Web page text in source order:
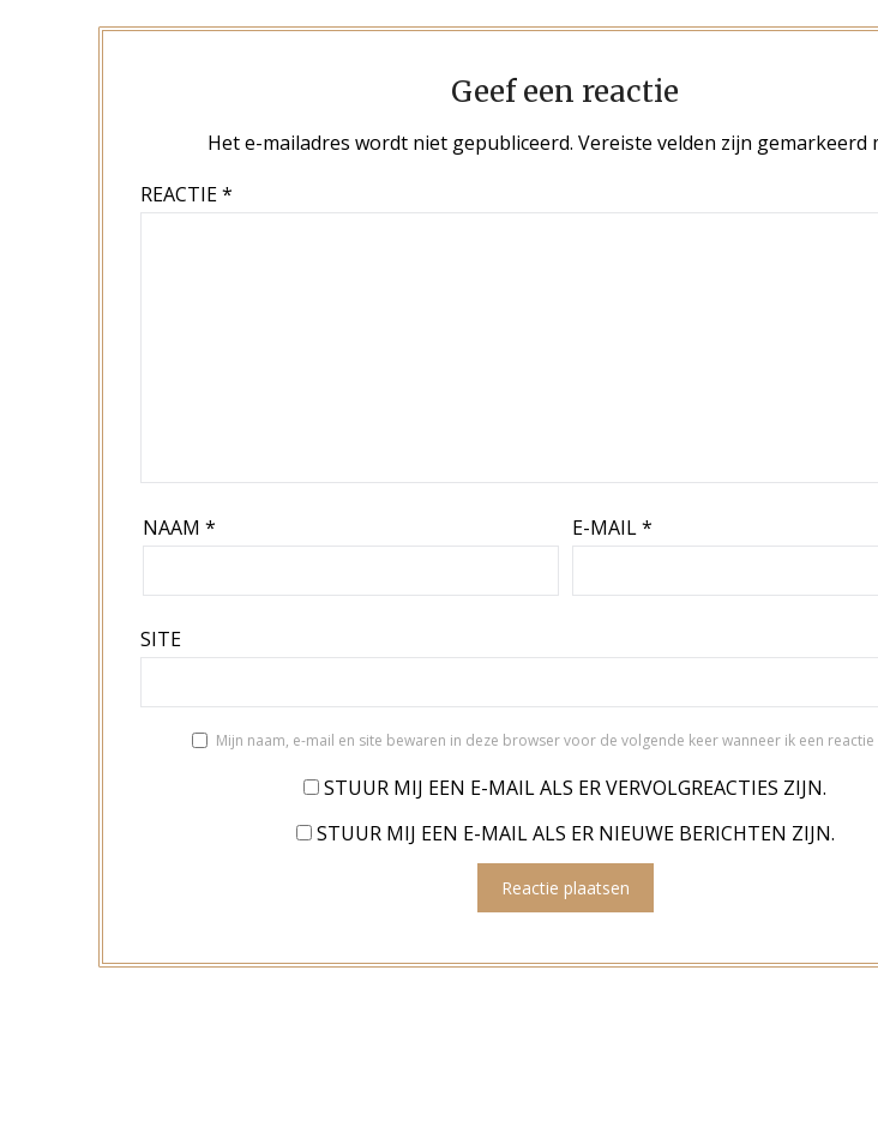
Geef een reactie
Het e-mailadres wordt niet gepubliceerd. Vereiste velden zijn gemarkeerd
REACTIE*
NAAM * E-MAIL*
SITE
Mijn naam, e-mail en site bewaren in deze browser voor de volgende keer wanneer ik een reactie
STUUR MIJ EEN E-MAIL ALS ER VERVOLGREACTIES ZIJN.
STUUR MIJ EEN E-MAIL ALS ER NIEUWE BERICHTEN ZIJN.